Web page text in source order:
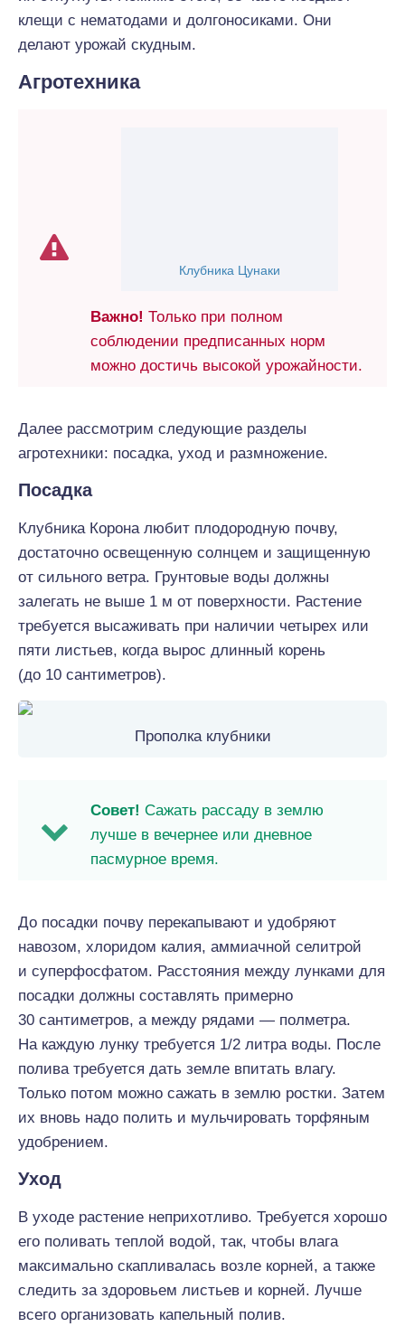
клещи с нематодами и долгоносиками. Они
делают урожай скудным.
Агротехника
Клубника Цунаки
Важно! Только при полном
соблюдении предписанных норм
можно достичь высокой урожайности.
Далее рассмотрим следующие разделы
агротехники: посадка, уход и размножение.
Посадка
Клубника Корона любит плодородную почву,
достаточно освещенную солнцем и защищенную
от сильного ветра. Грунтовые воды должны
залегать не выше 1 м от поверхности. Растение
требуется высаживать при наличии четырех или
пяти листьев, когда вырос длинный корень
(до 10 сантиметров).
Прополка клубники
Совет! Сажать рассаду в землю
лучше в вечернее или дневное
пасмурное время.
До посадки почву перекапывают и удобряют
навозом, хлоридом калия, аммиачной селитрой
и суперфосфатом. Расстояния между лунками для
посадки должны составлять примерно
30 сантиметров, а между рядами — полметра.
На каждую лунку требуется 1/2 литра воды. После
полива требуется дать земле впитать влагу.
Только потом можно сажать в землю ростки. Затем
их вновь надо полить и мульчировать торфяным
удобрением.
Уход
В уходе растение неприхотливо. Требуется хорошо
его поливать теплой водой, так, чтобы влага
максимально скапливалась возле корней, а также
следить за здоровьем листьев и корней. Лучше
всего организовать капельный полив.